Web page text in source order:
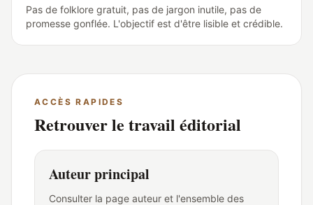
Pas de folklore gratuit, pas de jargon inutile, pas de
promesse gonflée. L'objectif est d'être lisible et crédible.
ACCÈS RAPIDES
Retrouver le travail éditorial
Auteur principal
Consulter la page auteur et l'ensemble des